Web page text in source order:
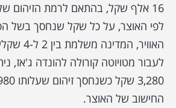
16 אלף שקל, בהתאם לרמת הזיהום
לפי האוצר, על כל שקל שנחסך בשל
האוויר,
לעבור מטויוטה קורולה להונדה ג'אז,
החישוב של האוצר.